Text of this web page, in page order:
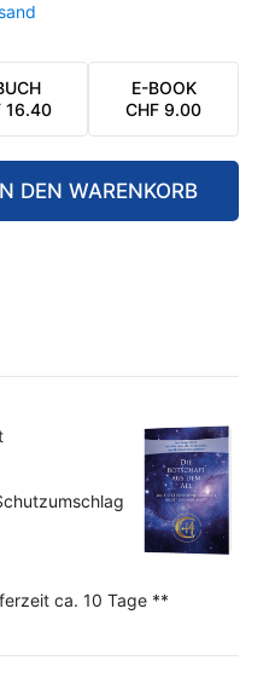
16.40
E-BOOK
CHF 9.00
DEN WARENKORB
ca. 10 Tage **